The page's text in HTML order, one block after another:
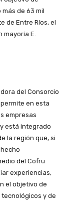
de 63 mil
de Entre Ríos, el
mayoría E.
del Consorcio
en esta
empresas
está integrado
la región que, si
del Cofru
experiencias,
el objetivo de
y de